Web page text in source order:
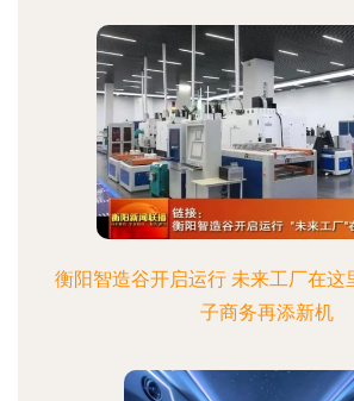
衡阳智造谷开启运行 未来工厂在这
子商务再添新机